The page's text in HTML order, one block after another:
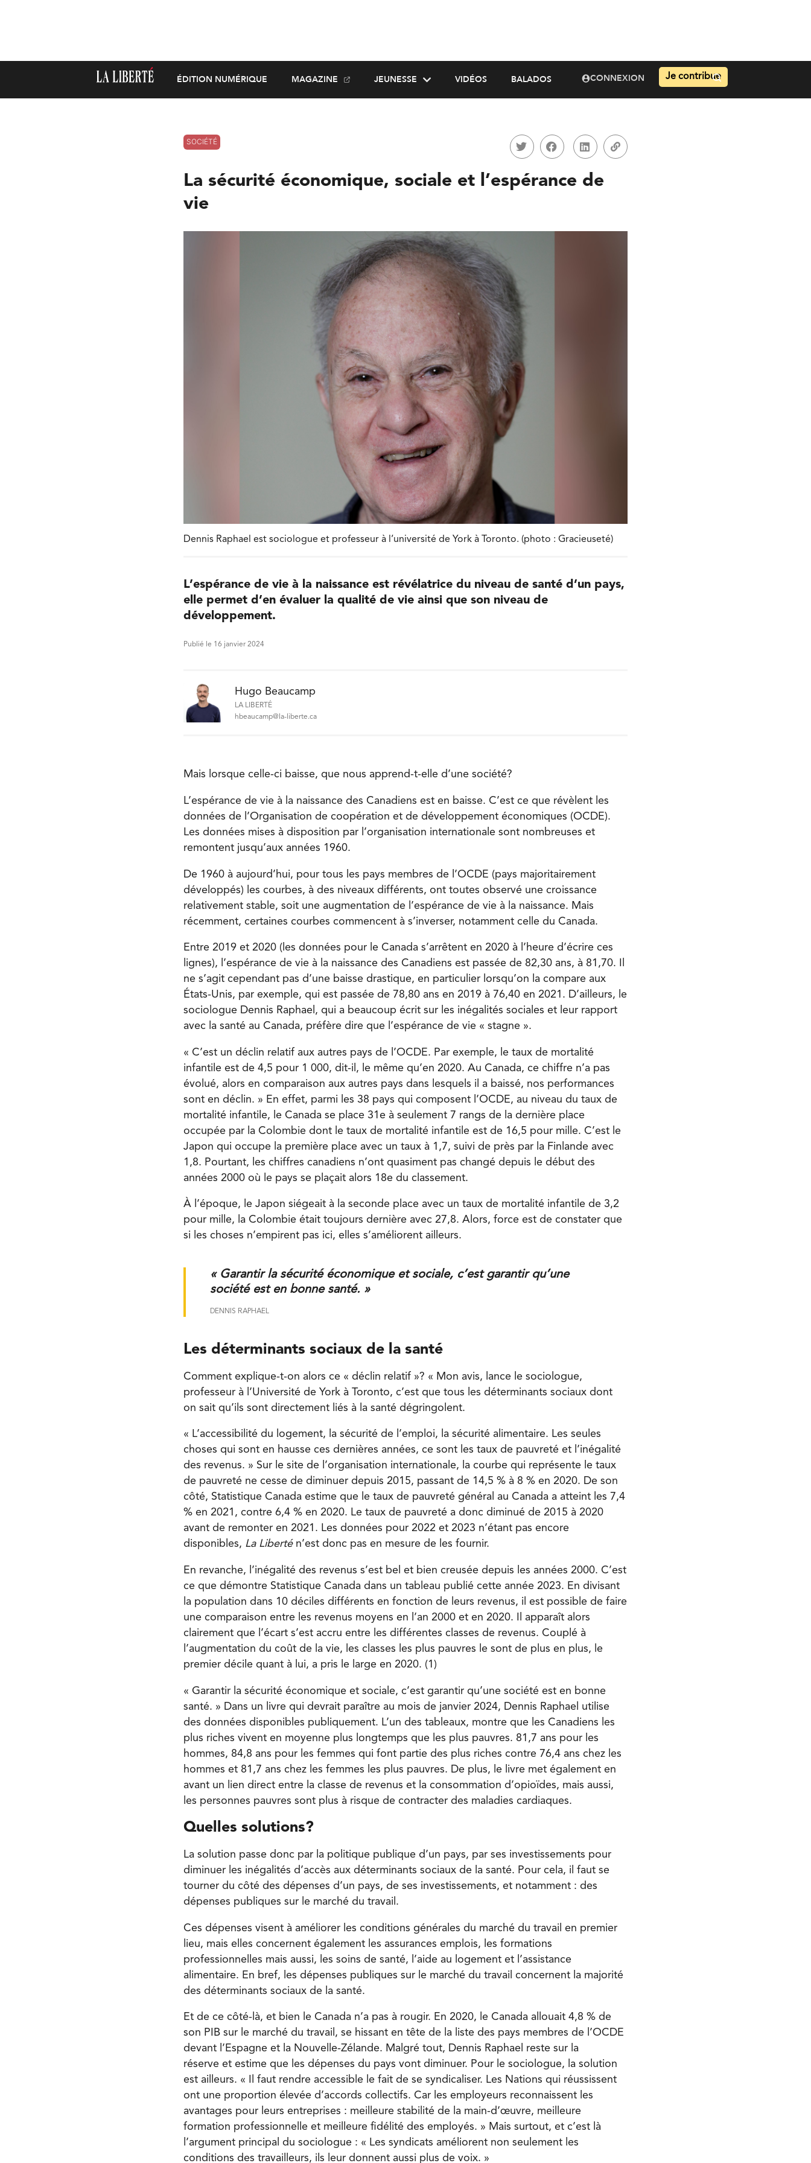
ÉDITION NUMÉRIQUE MAGAZINE JEUNESSE VIDÉOS BALADOS CONNEXION Je contribue
SOCIÉTÉ
La sécurité économique, sociale et l’espérance de
vie
Dennis Raphael est sociologue et professeur à l’université de York à Toronto. (photo : Gracieuseté)
L’espérance de vie à la naissance est révélatrice du niveau de santé d’un pays,
elle permet d’en évaluer la qualité de vie ainsi que son niveau de
développement.
Publié le 16 janvier 2024
Hugo Beaucamp
LA LIBERTÉ
hbeaucamp@la-liberte.ca
Mais lorsque celle-ci baisse, que nous apprend-t-elle d’une société?
L’espérance de vie à la naissance des Canadiens est en baisse. C’est ce que révèlent les
données de l’Organisation de coopération et de développement économiques (OCDE).
Les données mises à disposition par l’organisation internationale sont nombreuses et
remontent jusqu’aux années 1960.
De 1960 à aujourd’hui, pour tous les pays membres de l’OCDE (pays majoritairement
développés) les courbes, à des niveaux différents, ont toutes observé une croissance
relativement stable, soit une augmentation de l’espérance de vie à la naissance. Mais
récemment, certaines courbes commencent à s’inverser, notamment celle du Canada.
Entre 2019 et 2020 (les données pour le Canada s’arrêtent en 2020 à l’heure d’écrire ces
lignes), l’espérance de vie à la naissance des Canadiens est passée de 82,30 ans, à 81,70. Il
ne s’agit cependant pas d’une baisse drastique, en particulier lorsqu’on la compare aux
États-Unis, par exemple, qui est passée de 78,80 ans en 2019 à 76,40 en 2021. D’ailleurs, le
sociologue Dennis Raphael, qui a beaucoup écrit sur les inégalités sociales et leur rapport
avec la santé au Canada, préfère dire que l’espérance de vie « stagne ».
« C’est un déclin relatif aux autres pays de l’OCDE. Par exemple, le taux de mortalité
infantile est de 4,5 pour 1 000, dit-il, le même qu’en 2020. Au Canada, ce chiffre n’a pas
évolué, alors en comparaison aux autres pays dans lesquels il a baissé, nos performances
sont en déclin. » En effet, parmi les 38 pays qui composent l’OCDE, au niveau du taux de
mortalité infantile, le Canada se place 31e à seulement 7 rangs de la dernière place
occupée par la Colombie dont le taux de mortalité infantile est de 16,5 pour mille. C’est le
Japon qui occupe la première place avec un taux à 1,7, suivi de près par la Finlande avec
1,8. Pourtant, les chiffres canadiens n’ont quasiment pas changé depuis le début des
années 2000 où le pays se plaçait alors 18e du classement.
À l’époque, le Japon siégeait à la seconde place avec un taux de mortalité infantile de 3,2
pour mille, la Colombie était toujours dernière avec 27,8. Alors, force est de constater que
si les choses n’empirent pas ici, elles s’améliorent ailleurs.
« Garantir la sécurité économique et sociale, c’est garantir qu’une
société est en bonne santé. »
DENNIS RAPHAEL
Les déterminants sociaux de la santé
Comment explique-t-on alors ce « déclin relatif »? « Mon avis, lance le sociologue,
professeur à l’Université de York à Toronto, c’est que tous les déterminants sociaux dont
on sait qu’ils sont directement liés à la santé dégringolent.
« L’accessibilité du logement, la sécurité de l’emploi, la sécurité alimentaire. Les seules
choses qui sont en hausse ces dernières années, ce sont les taux de pauvreté et l’inégalité
des revenus. » Sur le site de l’organisation internationale, la courbe qui représente le taux
de pauvreté ne cesse de diminuer depuis 2015, passant de 14,5 % à 8 % en 2020. De son
côté, Statistique Canada estime que le taux de pauvreté général au Canada a atteint les 7,4
% en 2021, contre 6,4 % en 2020. Le taux de pauvreté a donc diminué de 2015 à 2020
avant de remonter en 2021. Les données pour 2022 et 2023 n’étant pas encore
disponibles, La Libertén’est donc pas en mesure de les fournir.
En revanche, l’inégalité des revenus s’est bel et bien creusée depuis les années 2000. C’est
ce que démontre Statistique Canada dans un tableau publié cette année 2023. En divisant
la population dans 10 déciles différents en fonction de leurs revenus, il est possible de faire
une comparaison entre les revenus moyens en l’an 2000 et en 2020. Il apparaît alors
clairement que l’écart s’est accru entre les différentes classes de revenus. Couplé à
l’augmentation du coût de la vie, les classes les plus pauvres le sont de plus en plus, le
premier décile quant à lui, a pris le large en 2020. (1)
« Garantir la sécurité économique et sociale, c’est garantir qu’une société est en bonne
santé. » Dans un livre qui devrait paraître au mois de janvier 2024, Dennis Raphael utilise
des données disponibles publiquement. L’un des tableaux, montre que les Canadiens les
plus riches vivent en moyenne plus longtemps que les plus pauvres. 81,7 ans pour les
hommes, 84,8 ans pour les femmes qui font partie des plus riches contre 76,4 ans chez les
hommes et 81,7 ans chez les femmes les plus pauvres. De plus, le livre met également en
avant un lien direct entre la classe de revenus et la consommation d’opioïdes, mais aussi,
les personnes pauvres sont plus à risque de contracter des maladies cardiaques.
Quelles solutions?
La solution passe donc par la politique publique d’un pays, par ses investissements pour
diminuer les inégalités d’accès aux déterminants sociaux de la santé. Pour cela, il faut se
tourner du côté des dépenses d’un pays, de ses investissements, et notamment : des
dépenses publiques sur le marché du travail.
Ces dépenses visent à améliorer les conditions générales du marché du travail en premier
lieu, mais elles concernent également les assurances emplois, les formations
professionnelles mais aussi, les soins de santé, l’aide au logement et l’assistance
alimentaire. En bref, les dépenses publiques sur le marché du travail concernent la majorité
des déterminants sociaux de la santé.
Et de ce côté-là, et bien le Canada n’a pas à rougir. En 2020, le Canada allouait 4,8 % de
son PIB sur le marché du travail, se hissant en tête de la liste des pays membres de l’OCDE
devant l’Espagne et la Nouvelle-Zélande. Malgré tout, Dennis Raphael reste sur la
réserve et estime que les dépenses du pays vont diminuer. Pour le sociologue, la solution
est ailleurs. « Il faut rendre accessible le fait de se syndicaliser. Les Nations qui réussissent
ont une proportion élevée d’accords collectifs. Car les employeurs reconnaissent les
avantages pour leurs entreprises : meilleure stabilité de la main-d’œuvre, meilleure
formation professionnelle et meilleure fidélité des employés. » Mais surtout, et c’est là
l’argument principal du sociologue : « Les syndicats améliorent non seulement les
conditions des travailleurs, ils leur donnent aussi plus de voix. »